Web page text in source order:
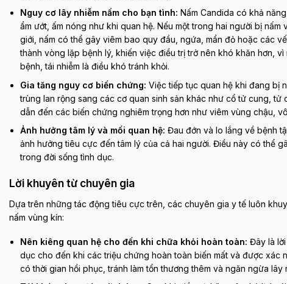
Nguy cơ lây nhiễm nấm cho bạn tình: Nấm Candida có khả
ẩm ướt, ấm nóng như khi quan hệ. Nếu một trong hai người bị
giới, nấm có thể gây viêm bao quy đầu, ngứa, mẩn đỏ hoặc các
thành vòng lặp bệnh lý, khiến việc điều trị trở nên khó khăn hơn,
bệnh, tái nhiễm là điều khó tránh khỏi.
Gia tăng nguy cơ biến chứng: Việc tiếp tục quan hệ khi đang bị
trùng lan rộng sang các cơ quan sinh sản khác như cổ tử cung,
dẫn đến các biến chứng nghiêm trọng hơn như viêm vùng chậu,
Ảnh hưởng tâm lý và mối quan hệ: Đau đớn và lo lắng về bệnh
ảnh hưởng tiêu cực đến tâm lý của cả hai người. Điều này có thể
trong đời sống tình dục.
Lời khuyên từ chuyên gia
Dựa trên những tác động tiêu cực trên, các chuyên gia y tế luôn
nấm vùng kín:
Nên kiêng quan hệ cho đến khi chữa khỏi hoàn toàn: Đây là
dục cho đến khi các triệu chứng hoàn toàn biến mất và được xác
có thời gian hồi phục, tránh làm tổn thương thêm và ngăn ngừa lây